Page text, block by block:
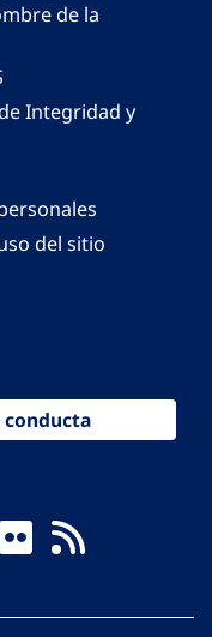
de la
Integridad y
del sitio
conducta